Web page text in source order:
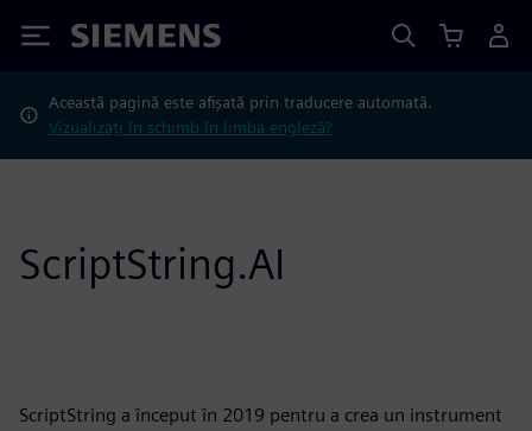
Siemens
Această pagină este afișată prin traducere automată.
Vizualizați în schimb în limba engleză?
ScriptString.AI
ScriptString a început în 2019 pentru a crea un instrument